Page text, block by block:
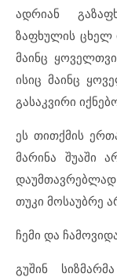
ადრიან
ზაფხულის ცხელ
მაინც
ისიც მაინც
გასაკვირი
ეს თითქმის
მარინა შუაში
თუკი მოსაუბრე
ჩემი და
გუშინ